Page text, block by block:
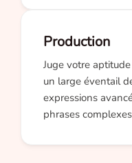
Production
Juge votre
un large éventail
expressions
phrases